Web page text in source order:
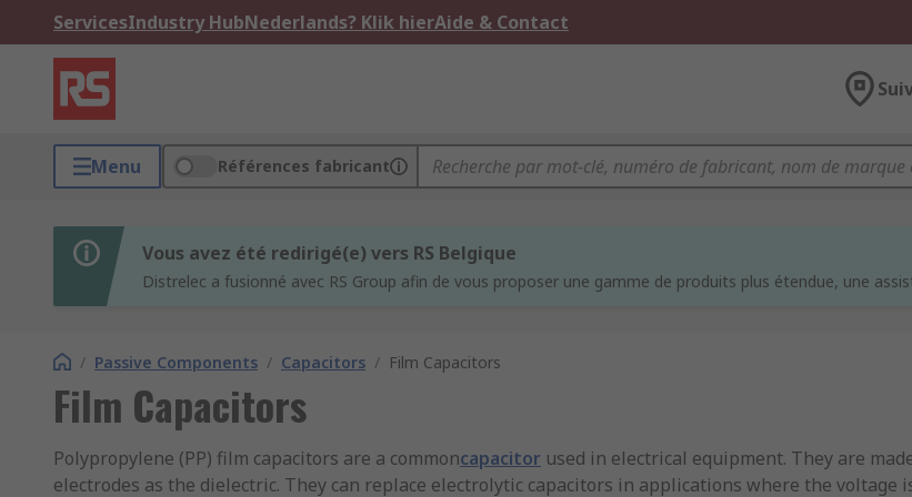
ServicesIndustry HubNederlands? Klik hierAide & Contact
Menu Références fabricant
Vous avez été redirigé(e) vers RS Belgique
Distrelec a fusionné avec RS Group afin de vous proposer une gamme de produits plus étendue, une
/ Passive Components / Capacitors / Film Capacitors
Film Capacitors
Polypropylene (PP) film capacitors are a commoncapacitor used in electrical equipment. They are
electrodes as the dielectric. They can replace electrolytic capacitors in applications where the voltage